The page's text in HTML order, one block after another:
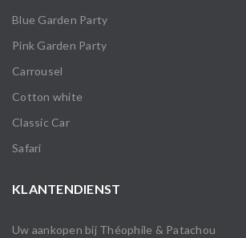
Blue Garden Party
Pink Garden Party
Carrousel
Cotton white
Classic Car
Safari
KLANTENDIENST
Uw aankopen bij Théophile & Patachou